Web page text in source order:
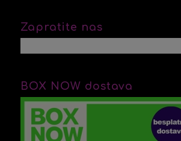
Zapratite nas
BOX NOW dostava